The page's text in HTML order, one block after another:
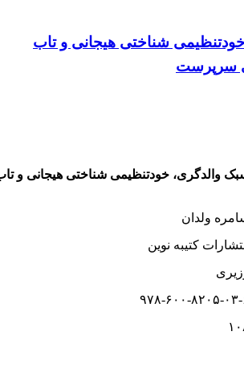
شناختی هیجانی و تاب
سرپرست
والدگری، خودتنظیمی شناختی هیجانی و
ولدان
کتیبه نوین
۶۰۰-۸۲۰۵-۰۳-۶